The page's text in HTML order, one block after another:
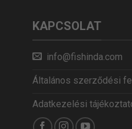
KAPCSOLAT
info@fishinda.com
Általános szerződési
Adatkezelési